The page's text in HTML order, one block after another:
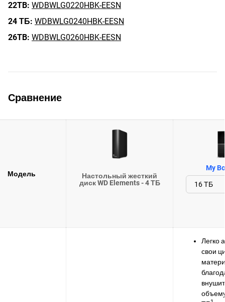
22TB: WDBWLG0220HBK-EESN
24 ТБ: WDBWLG0240HBK-EESN
26TB: WDBWLG0260HBK-EESN
Сравнение
Модель
Настольный жесткий
диск WD Elements - 4 ТБ
My
Легко
свои